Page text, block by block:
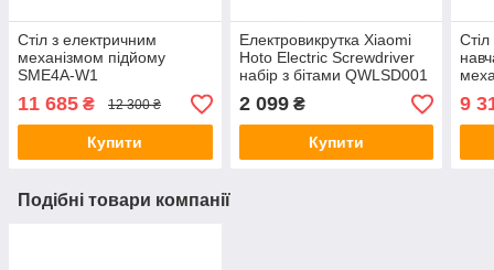
Cтіл з електричним
механізмом підйому
SME4A-W1
11 685 ₴ 12 300 ₴
Купити
Електровикрутка Xiaomi
Hoto Electric Screwdriver
набір з бітами QWLSD001
2 099₴
Купити
9
Подібні товари компанії